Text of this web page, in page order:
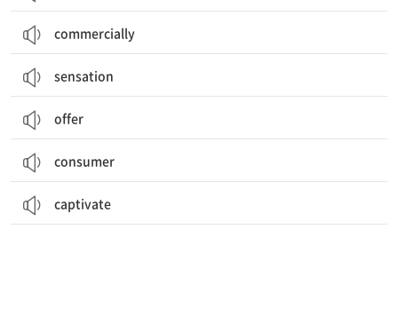
commercially
sensation
offer
consumer
captivate